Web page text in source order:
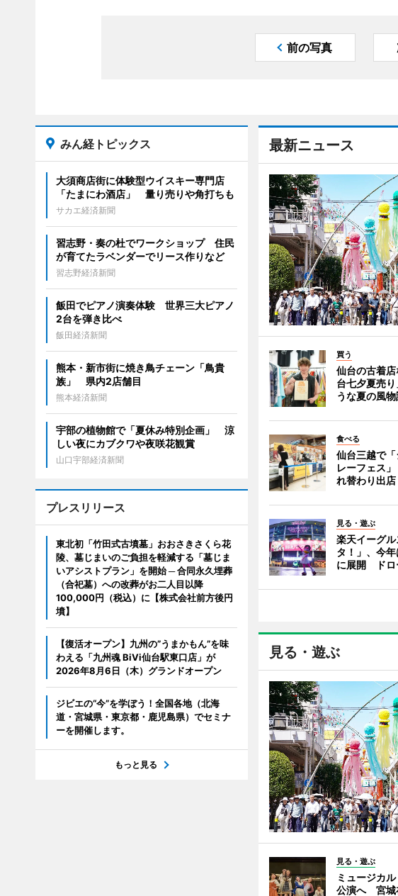
前の写真
最新ニュース
買う
仙台の古着
台七夕夏売
うな夏の風
食べる
仙台三越で
レーフェス
れ替わり出店
見る・遊ぶ
楽天イーグ
タ！」、今
に展開 ドロ
見る・遊ぶ
見る・遊ぶ
ミュージカ
公演へ 宮城
みん経トピックス
大須商店街に体験型ウイスキー専門店
「たまにわ酒店」 量り売りや角打ちも
サカエ経済新聞
習志野・奏の杜でワークショップ 住民
が育てたラベンダーでリース作りなど
習志野経済新聞
飯田でピアノ演奏体験 世界三大ピアノ
2台を弾き比べ
飯田経済新聞
熊本・新市街に焼き鳥チェーン「鳥貴
族」 県内2店舗目
熊本経済新聞
宇部の植物館で「夏休み特別企画」 涼
しい夜にカブクワや夜咲花観賞
山口宇部経済新聞
プレスリリース
東北初「竹田式古墳墓」おおさきさくら花
陵、墓じまいのご負担を軽減する「墓じま
いアシストプラン」を開始 ─ 合同永久埋葬
（合祀墓）への改葬がお二人目以降
100,000円（税込）に【株式会社前方後円
墳】
【復活オープン】九州の”うまかもん”を味
わえる「九州魂 BiVi仙台駅東口店」が
2026年8月6日（木）グランドオープン
ジビエの“今”を学ぼう！全国各地（北海
道・宮城県・東京都・鹿児島県）でセミナ
ーを開催します。
もっと見る